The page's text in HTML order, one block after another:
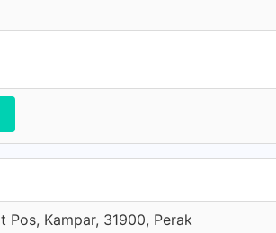
Pos, Kampar, 31900, Perak